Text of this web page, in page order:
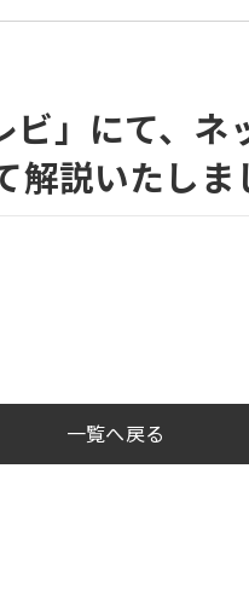
ビ」にて、ネ
説いたしま
一覧へ戻る